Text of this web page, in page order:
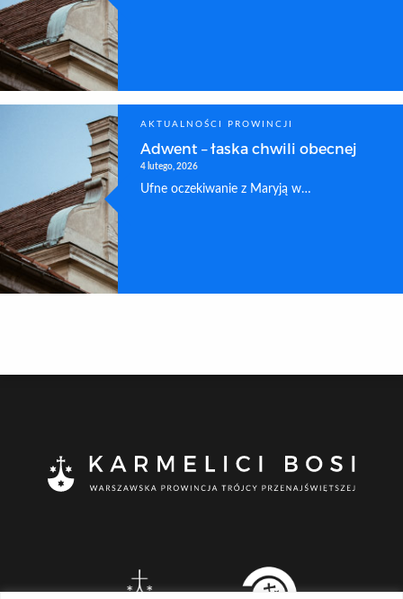
AKTUALNOŚCI PROWINCJI
Adwent – łaska chwili obecnej
4 lutego, 2026
Ufne oczekiwanie z Maryją w…